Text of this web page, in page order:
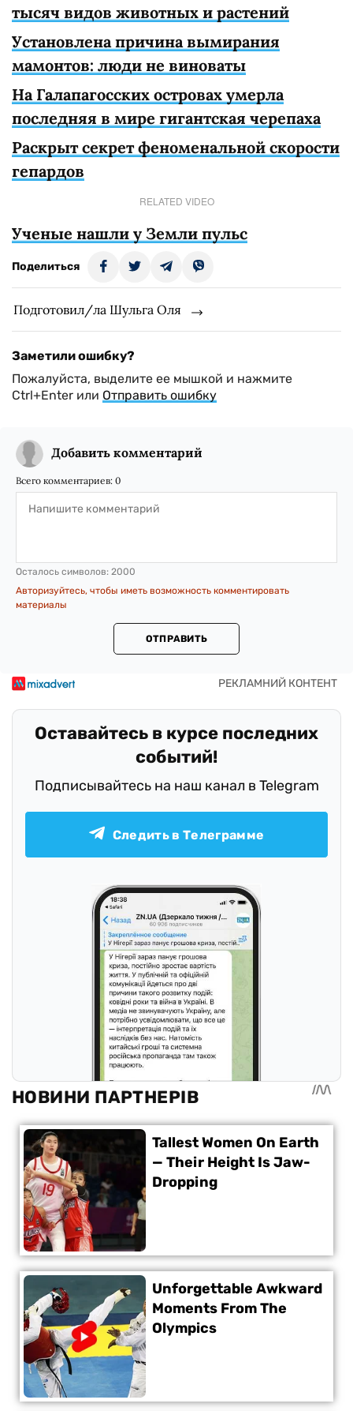
тысяч видов животных и растений
Установлена причина вымирания
мамонтов: люди не виноваты
На Галапагосских островах умерла
последняя в мире гигантская черепаха
Раскрыт секрет феноменальной скорости
гепардов
RELATED VIDEO
Ученые нашли у Земли пульс
Поделиться
Подготовил/ла Шульга Оля
Заметили ошибку?
Пожалуйста, выделите ее мышкой и нажмите
Ctrl+Enter или Отправить ошибку
Добавить комментарий
Всего комментариев: 0
Осталось символов: 2000
Авторизуйтесь, чтобы иметь возможность комментировать
материалы
ОТПРАВИТЬ
Оставайтесь в курсе последних
событий!
Подписывайтесь на наш канал в Telegram
Следить в Телеграмме